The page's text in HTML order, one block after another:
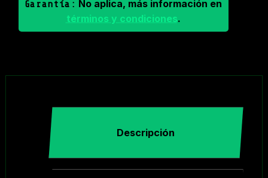
Garantía: No aplica, más información en
términos y condiciones.
Descripción